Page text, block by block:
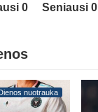
0
Seniausi 0
nuotrauka